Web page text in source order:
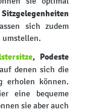
sich zudem
umstellen.
, Podeste
denen sich die
erholen können.
eine bequeme
sie aber auch